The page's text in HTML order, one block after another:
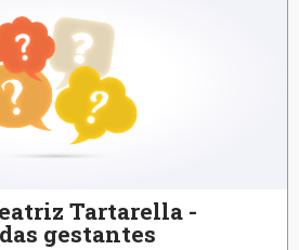
Tartarella -
gestantes